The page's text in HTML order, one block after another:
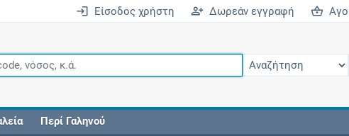
Είσοδος χρήστη Δωρεάν εγγραφή
Περί Γαληνού